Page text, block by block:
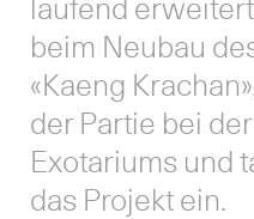
laufend
beim Neubau
«Kaeng
der Partie bei
Exotariums und
das Projekt ein.